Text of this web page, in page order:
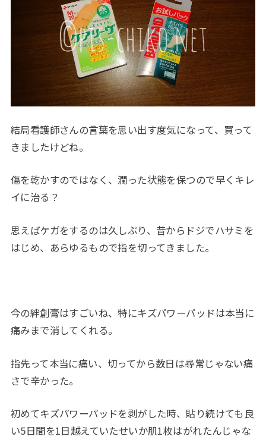
結局看護師さんの言葉を思い出す度気になって、買って
きましたけどね。
傷を乾かすのではなく、潤った状態を保つので早くキレ
イに治る？
思えばケガをするのは久しぶり、昔からドジでハサミを
はじめ、あらゆるもので指を切ってきました。
今の絆創膏はすごいね、特にキズパワーパッドは本当に
痛みまで消してくれる。
指先って本当に痛い、切ってから数日は尋常じゃない痛
さで辛かった。
初めてキズパワーパッドを剥がした時、貼り続けても良
い5日間を1日越えていたせいか肌1枚はがれたんじゃな